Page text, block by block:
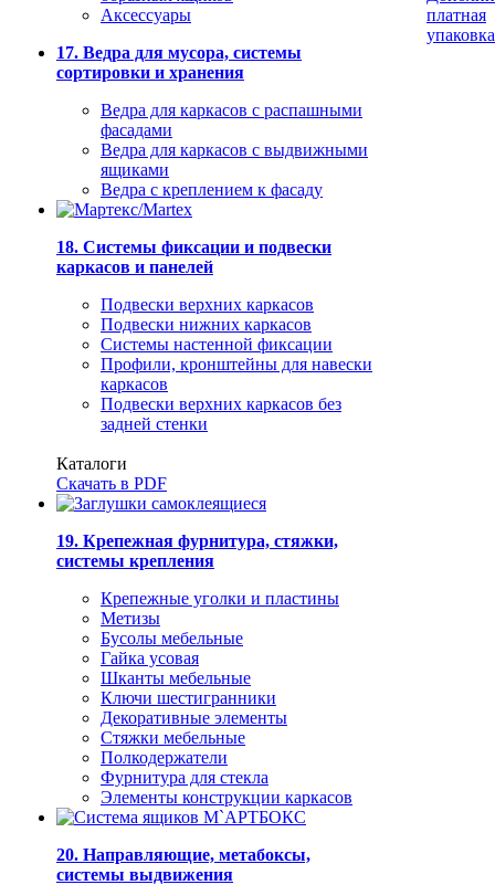
Аксессуары
17. Ведра для мусора, системы
сортировки и хранения
Ведра для каркасов с распашными
фасадами
Ведра для каркасов с выдвижными
ящиками
Ведра с креплением к фасаду
18. Системы фиксации и подвески
каркасов и панелей
Подвески верхних каркасов
Подвески нижних каркасов
Системы настенной фиксации
Профили, кронштейны для навески
каркасов
Подвески верхних каркасов без
задней стенки
Каталоги
Скачать в PDF
19. Крепежная фурнитура, стяжки,
системы крепления
Крепежные уголки и пластины
Метизы
Бусолы мебельные
Гайка усовая
Шканты мебельные
Ключи шестигранники
Декоративные элементы
Стяжки мебельные
Полкодержатели
Фурнитура для стекла
Элементы конструкции каркасов
20. Направляющие, метабоксы,
системы выдвижения
платная
упаковка